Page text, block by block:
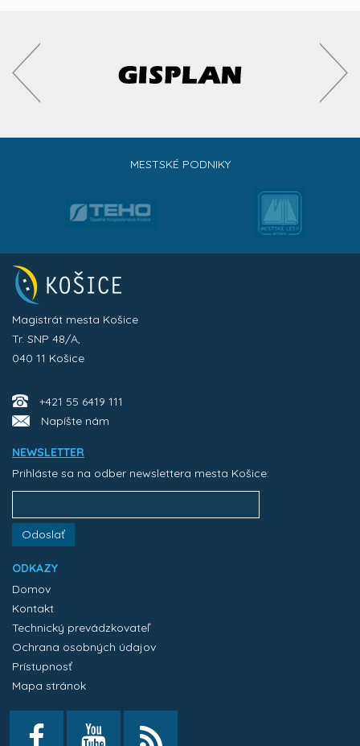
MESTSKÉ PODNIKY
Magistrát mesta Košice
Tr. SNP 48/A,
040 11 Košice
+421 55 6419 111
Napíšte nám
NEWSLETTER
Prihláste sa na odber newslettera mesta Košice:
Odoslať
ODKAZY
Domov
Kontakt
Technický prevádzkovateľ
Ochrana osobných údajov
Prístupnosť
Mapa stránok